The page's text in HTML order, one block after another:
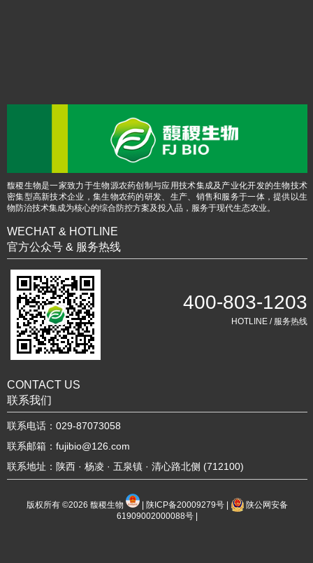
馥稷生物是一家致力于生物源农药创制与应用技术集成及产业化开发的生物技术
密集型高新技术企业，集生物农药的研发、生产、销售和服务于一体，提供以生
物防治技术集成为核心的综合防控方案及投入品，服务于现代生态农业。
WECHAT & HOTLINE
官方公众号 & 服务热线
400-803-1203
HOTLINE / 服务热线
CONTACT US
联系我们
联系电话：029-87073058
联系邮箱：fujibio@126.com
联系地址：陕西 · 杨凌 · 五泉镇 · 清心路北侧 (712100)
版权所有 ©2026馥稷生物 陕ICP备20009279号
陕公网安备
61909002000088号